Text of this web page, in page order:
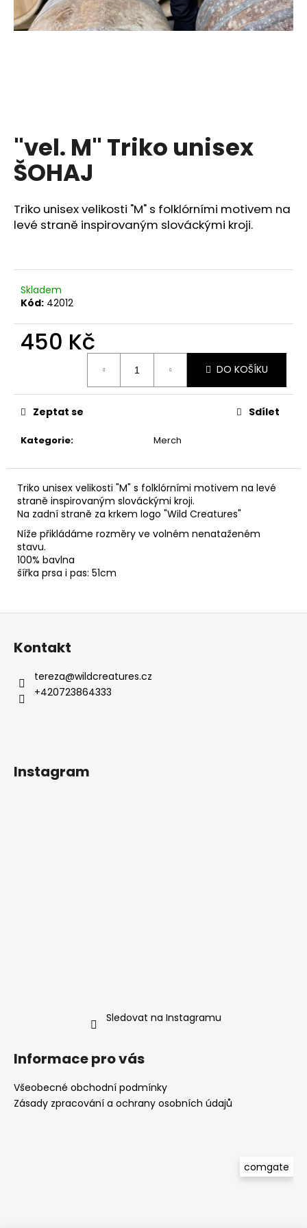
"vel. M" Triko unisex
ŠOHAJ
Triko unisex velikosti "M" s folklórními motivem na
levé straně inspirovaným slováckými kroji.
Skladem
Kód: 42012
450 Kč
DO KOŠÍKU
Kategorie: Merch
Zeptat se Sdílet
Triko unisex velikosti "M" s folklórními motivem na levé
straně inspirovaným slováckými kroji.
Na zadní straně za krkem logo "Wild Creatures"
Níže přikládáme rozměry ve volném nenataženém
stavu.
100% bavlna
šířka prsa i pas: 51cm
a
j
HLEDAT
D
o
u
č
u
Z
Kontakt
tereza@wildcreatures.cz
+420723864333
Instagram
Sledovat na Instagramu
Informace pro vás
Všeobecné obchodní podmínky
Zásady zpracování a ochrany osobních údajů
comgate